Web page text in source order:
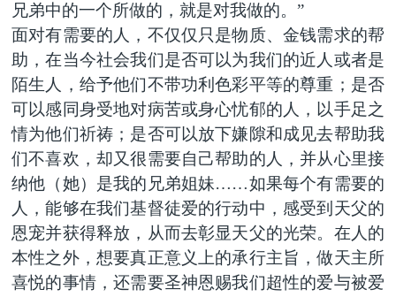
兄弟中的一个所做的，就是对我做的。”
面对有需要的人，不仅仅只是物质、金钱需求的帮
助，在当今社会我们是否可以为我们的近人或者是
陌生人，给予他们不带功利色彩平等的尊重；是否
可以感同身受地对病苦或身心忧郁的人，以手足之
情为他们祈祷；是否可以放下嫌隙和成见去帮助我
们不喜欢，却又很需要自己帮助的人，并从心里接
纳他（她）是我的兄弟姐妹……如果每个有需要的
人，能够在我们基督徒爱的行动中，感受到天父的
恩宠并获得释放，从而去彰显天父的光荣。在人的
本性之外，想要真正意义上的承行主旨，做天主所
喜悦的事情，还需要圣神恩赐我们超性的爱与被爱